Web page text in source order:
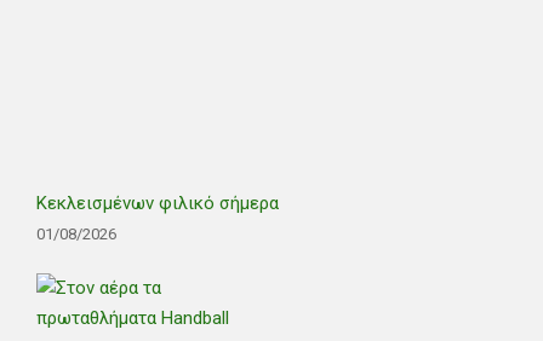
Κεκλεισμένων φιλικό σήμερα
01/08/2026